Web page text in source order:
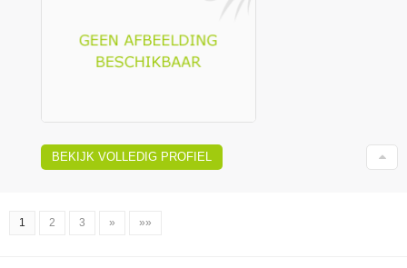
BEKIJK VOLLEDIG PROFIEL
1 2 3 » »»